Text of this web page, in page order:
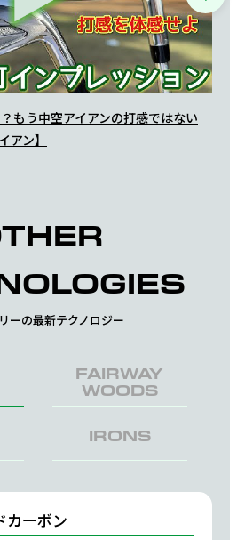
もう中空アイアンの打感ではない
アン】
ーの最新テクノロジー
FAIRWAY
WOODS
IRONS
カーボン